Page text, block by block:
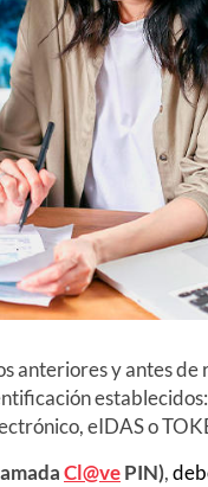
anteriores y antes
establecidos:
eIDAS o
Cl@vePIN),